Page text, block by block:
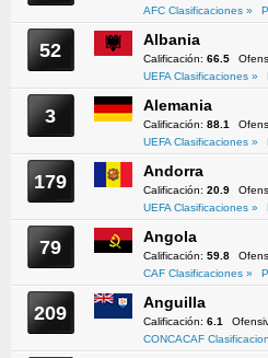
AFC Clasificaciones »
52 Albania
Calificación: 66.5
UEFA Clasificaciones »
3 Alemania
Calificación: 88.1
UEFA Clasificaciones »
179 Andorra
Calificación: 20.9
UEFA Clasificaciones »
79 Angola
Calificación: 59.8
CAF Clasificaciones »
209 Anguilla
Calificación: 6.1
CONCACAF